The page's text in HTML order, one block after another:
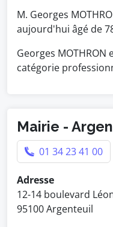
M. Georges
aujourd'hui âgé de
Georges
catégorie
Mairie -
01 34 23 41 00
Adresse
12-14 boulevard
95100 Argenteuil